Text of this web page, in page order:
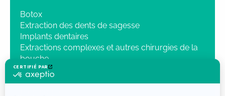
Botox
Extraction des dents de sagesse
Implants dentaires
Extractions complexes et autres chirurgies de la
bouche
Sédation intraveineuse
Chirurgie orthognatique